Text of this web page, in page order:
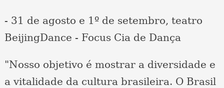
- 31 de agosto e 1º de setembro, teatro
BeijingDance - Focus Cia de Dança
"Nosso objetivo é mostrar a diversidade e
a vitalidade da cultura brasileira. O Brasil